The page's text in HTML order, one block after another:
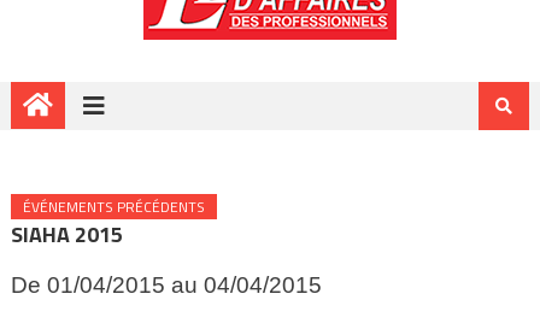
ÉVÉNEMENTS PRÉCÉDENTS
SIAHA 2015
De 01/04/2015 au 04/04/2015